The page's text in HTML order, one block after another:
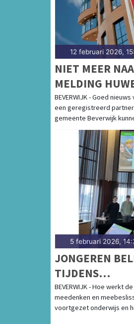
12 februari 2026,
NIET MEER
MELDING
HELEMAAL
BEVERWIJK - Goed
een geregistreerd
gemeente Beverwijk
5 februari 2026,
JONGEREN
TIJDENS
BEVERWIJK - Hoe werkt
meedenken en
voortgezet onderwijs en